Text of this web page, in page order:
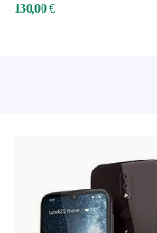
130,00 €
Les produits
catégories